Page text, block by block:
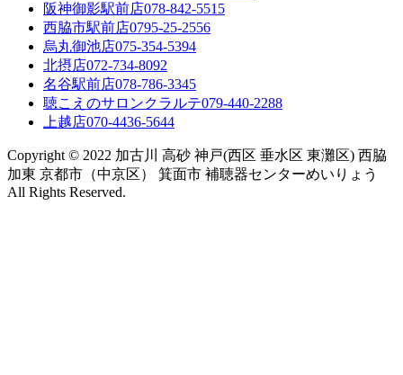
阪神御影駅前店078-842-5515
西脇市駅前店0795-25-2556
烏丸御池店075-354-5394
北摂店072-734-8092
名谷駅前店078-786-3345
聴こえのサロンクラルテ079-440-2288
上越店070-4436-5644
Copyright © 2022 加古川 高砂 神戸(西区 垂水区 東灘区) 西脇
加東 京都市（中京区） 箕面市 補聴器センターめいりょう
All Rights Reserved.